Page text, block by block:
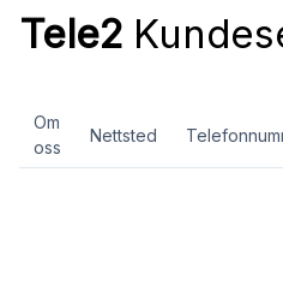
Tele2
Om
oss
Nettsted